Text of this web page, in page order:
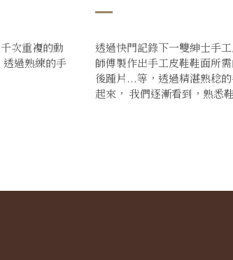
次重複的動
過熟練的手
透過快門記錄下一雙紳士手
師傅製作出手工皮鞋鞋面所
後踵片...等，透過精湛熟稔
起來， 我們逐漸看到，熟悉